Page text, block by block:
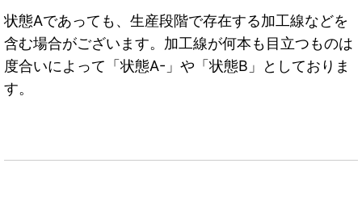
状態Aであっても、生産段階で存在する加工線などを
含む場合がございます。加工線が何本も目立つものは
度合いによって「状態A-」や「状態B」としておりま
す。